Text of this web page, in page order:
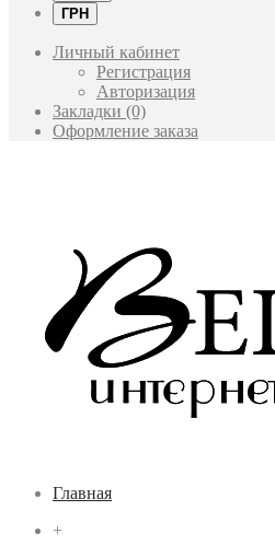
ГРН
Личный кабинет
Регистрация
Авторизация
Закладки (0)
Оформление заказа
Главная
+